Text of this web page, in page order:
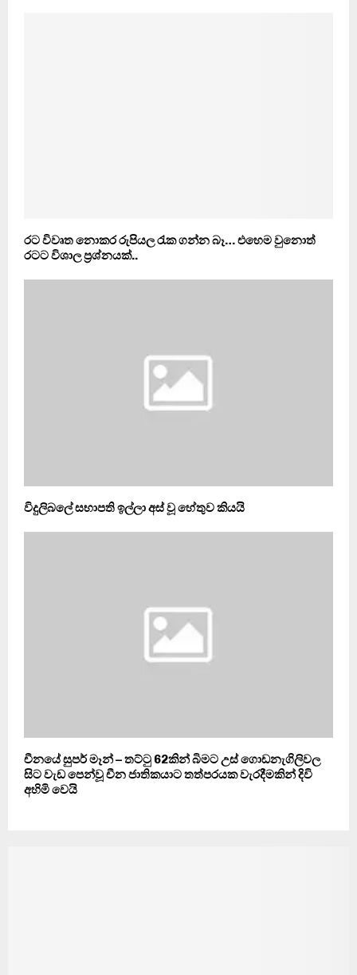
රට විවෘත නොකර රුපියල රැක ගන්න බෑ… එහෙම වුනොත්
රටට විශාල ප්‍රශ්නයක්..
විදුලිබලේ සභාපති ඉල්ලා අස් වූ හේතුව කියයි
චීනයේ සුපර් මෑන් – තට්ටු 62කින් බිමට උස් ගොඩනැගිලිවල
සිට වැඩ පෙන්වූ චීන ජාතිකයාට තත්පරයක වැරදීමකින් දිවි
අහිමි වෙයි